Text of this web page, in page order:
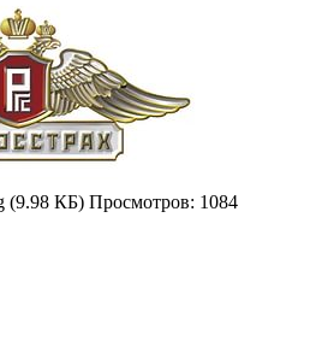
(9.98 КБ) Просмотров: 1084